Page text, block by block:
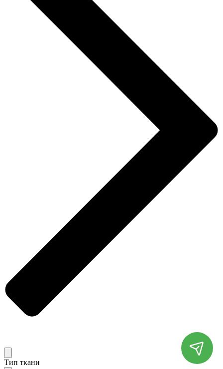
Тип ткани